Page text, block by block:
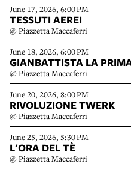
June 17, 2026, 6:00 PM
TESSUTI AEREI
@ Piazzetta Maccaferri
June 18, 2026, 6:00 PM
GIANBATTISTA LA
@ Piazzetta Maccaferri
June 20, 2026, 8:00 PM
RIVOLUZIONE TWERK
@ Piazzetta Maccaferri
June 25, 2026, 5:30 PM
L'ORA DEL TÈ
@ Piazzetta Maccaferri